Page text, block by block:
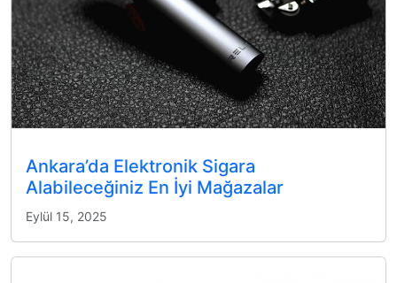
Ankara’da Elektronik Sigara
Alabileceğiniz En İyi Mağazalar
Eylül 15, 2025